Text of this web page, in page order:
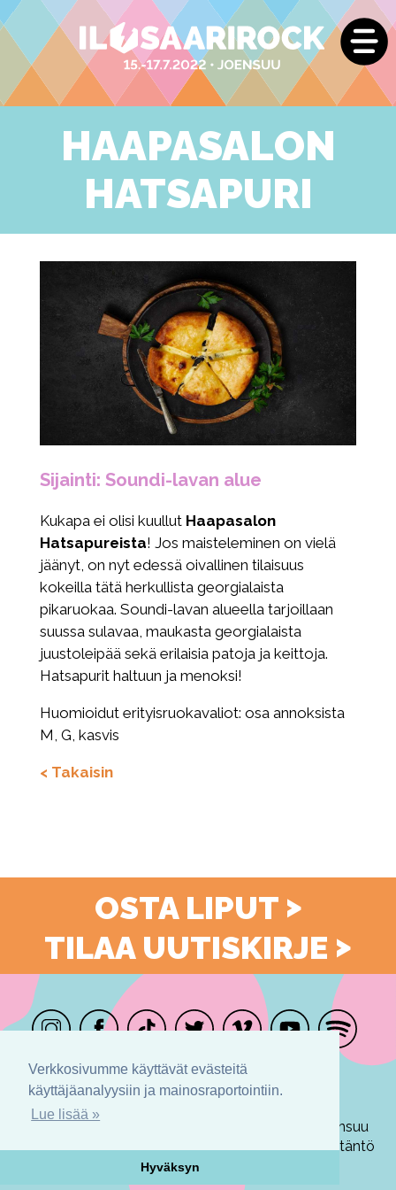
Verkkosivumme käyttävät evästeitä
käyttäjäanalyysiin ja mainosraportointiin.
Lue lisää »
Hyväksyn
HAAPASALON
HATSAPURI
Sijainti: Soundi-lavan alue
Kukapa ei olisi kuullut Haapasalon
Hatsapureista! Jos maisteleminen on vielä
jäänyt, on nyt edessä oivallinen tilaisuus
kokeilla tätä herkullista georgialaista
pikaruokaa. Soundi-lavan alueella tarjoillaan
suussa sulavaa, maukasta georgialaista
juustoleipää sekä erilaisia patoja ja keittoja.
Hatsapurit haltuun ja menoksi!
Huomioidut erityisruokavaliot: osa annoksista
M, G, kasvis
< Takaisin
OSTA LIPUT >
TILAA UUTISKIRJE >
@ilosaarirock
· PL 240 · 80101 Joensuu
Kysy Rokista:info@ilosaarirock.fi ·Tietosuojakäytäntö